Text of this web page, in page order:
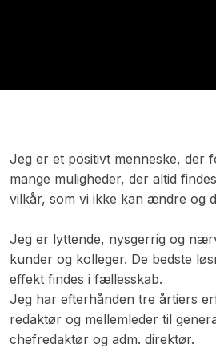
​Jeg er et positivt menneske, der
mange muligheder, der altid
vilkår, som vi ikke kan ændre og
Jeg er lyttende, nysgerrig og
kunder og kolleger. De bedste
effekt findes i fællesskab.
Jeg har efterhånden tre årtiers
redaktør og mellemleder til
chefredaktør og adm. direktør.